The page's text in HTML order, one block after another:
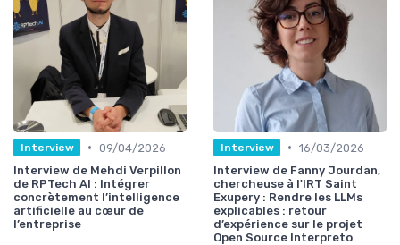
Interview • 09/04/2026
Interview de Mehdi Verpillon
de RPTech AI : Intégrer
concrètement l’intelligence
artificielle au cœur de
l’entreprise
Interview • 16/03/2026
Interview de Fanny Jourdan,
chercheuse à l'IRT Saint
Exupery : Rendre les LLMs
explicables : retour
d’expérience sur le projet
Open Source Interpreto